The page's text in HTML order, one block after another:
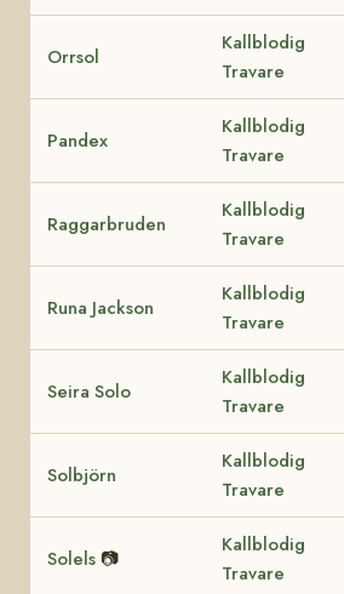
Orrsol
Kallblodig
Travare
Pandex
Kallblodig
Travare
Raggarbruden
Kallblodig
Travare
Runa Jackson
Kallblodig
Travare
Seira Solo
Kallblodig
Travare
Solbjörn
Kallblodig
Travare
Solels 📷
Kallblodig
Travare